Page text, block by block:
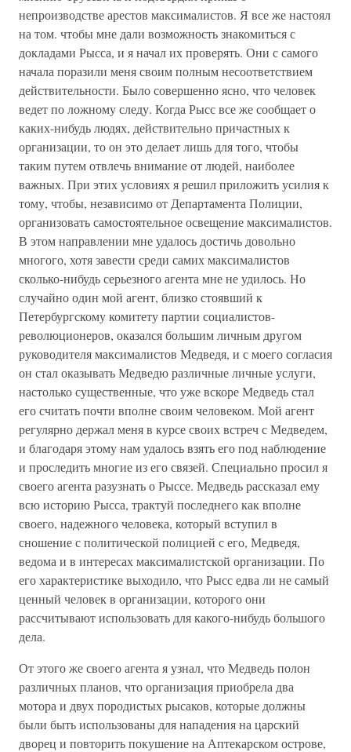
непроизводстве арестов максималистов. Я все же настоял
на том. чтобы мне дали возможность знакомиться с
докладами Рысса, и я начал их проверять. Они с самого
начала поразили меня своим полным несоответствием
действительности. Было совершенно ясно, что человек
ведет по ложному следу. Когда Рысс все же сообщает о
каких-нибудь людях, действительно причастных к
организации, то он это делает лишь для того, чтобы
таким путем отвлечь внимание от людей, наиболее
важных. При этих условиях я решил приложить усилия к
тому, чтобы, независимо от Департамента Полиции,
организовать самостоятельное освещение максималистов.
В этом направлении мне удалось достичь довольно
многого, хотя завести среди самих максималистов
сколько-нибудь серьезного агента мне не удилось. Но
случайно один мой агент, близко стоявший к
Петербургскому комитету партии социалистов-
революционеров, оказался большим личным другом
руководителя максималистов Медведя, и с моего согласия
он стал оказывать Медведю различные личные услуги,
настолько существенные, что уже вскоре Медведь стал
его считать почти вполне своим человеком. Мой агент
регулярно держал меня в курсе своих встреч с Медведем,
и благодаря этому нам удалось взять его под наблюдение
и проследить многие из его связей. Специально просил я
своего агента разузнать о Рыссе. Медведь рассказал ему
всю историю Рысса, трактуй последнего как вполне
своего, надежного человека, который вступил в
сношение с политической полицией с его, Медведя,
ведома и в интересах максималистской организации. По
его характеристике выходило, что Рысс едва ли не самый
ценный человек в организации, которого они
рассчитывают использовать для какого-нибудь большого
дела.
От этого же своего агента я узнал, что Медведь полон
различных планов, что организация приобрела два
мотора и двух породистых рысаков, которые должны
были быть использованы для нападения на царский
дворец и повторить покушение на Аптекарском острове,